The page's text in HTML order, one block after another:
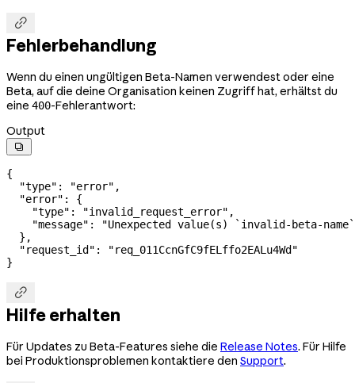

Fehlerbehandlung
Wenn du einen ungültigen Beta-Namen verwendest oder eine
Beta, auf die deine Organisation keinen Zugriff hat, erhältst du
eine 400-Fehlerantwort:
Output

{
  "type"
: "error" ,
  "error"
: {
    "type"
: "invalid_request_error" ,
    "message"
:
"Unexpected value(s) `invalid-beta-
  },
  "request_id"
:
"req_011CcnGfC9fELffo2EALu4Wd"
}

Hilfe erhalten
Für Updates zu Beta-Features siehe die Release Notes. Für Hilfe
bei Produktionsproblemen kontaktiere den Support.